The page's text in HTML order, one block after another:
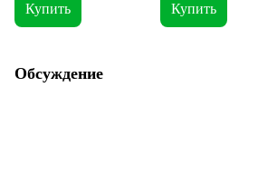
Купить Купить
Обсуждение